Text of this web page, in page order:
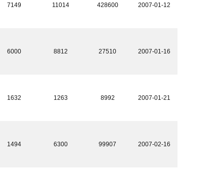
7149
11014 428600 2007-01-12
6000
8812 27510 2007-01-16
1632
1263 8992 2007-01-21
1494
6300 99907 2007-02-16